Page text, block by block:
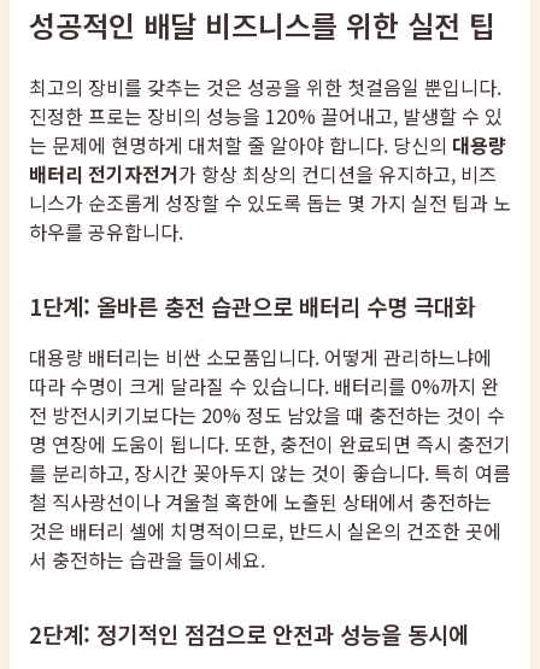
성공적인 배달 비즈니스를 위한 실전 팁
최고의 장비를 갖추는 것은 성공을 위한 첫걸음일 뿐입니다.
진정한 프로는 장비의 성능을 120% 끌어내고, 발생할 수 있
는 문제에 현명하게 대처할 줄 알아야 합니다. 당신의 대용량
배터리 전기자전거가 항상 최상의 컨디션을 유지하고, 비즈
니스가 순조롭게 성장할 수 있도록 돕는 몇 가지 실전 팁과 노
하우를 공유합니다.
1단계: 올바른 충전 습관으로 배터리 수명 극대화
대용량 배터리는 비싼 소모품입니다. 어떻게 관리하느냐에
따라 수명이 크게 달라질 수 있습니다. 배터리를 0%까지 완
전 방전시키기보다는 20% 정도 남았을 때 충전하는 것이 수
명 연장에 도움이 됩니다. 또한, 충전이 완료되면 즉시 충전기
를 분리하고, 장시간 꽂아두지 않는 것이 좋습니다. 특히 여름
철 직사광선이나 겨울철 혹한에 노출된 상태에서 충전하는
것은 배터리 셀에 치명적이므로, 반드시 실온의 건조한 곳에
서 충전하는 습관을 들이세요.
2단계: 정기적인 점검으로 안전과 성능을 동시에